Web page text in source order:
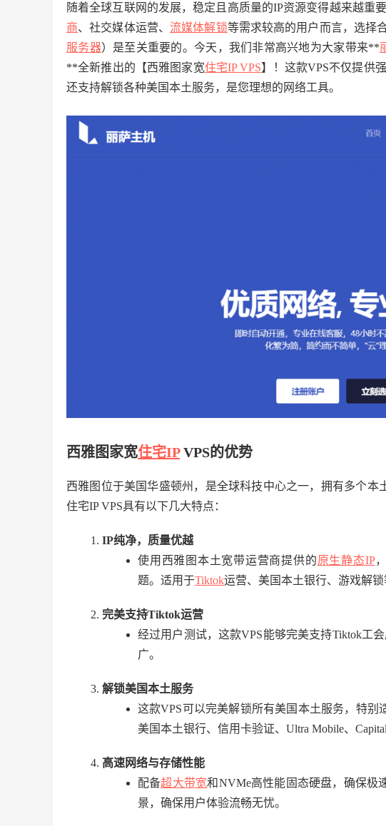
随着全球互联网的发展，稳定且高质量的IP资源变得越来越重
商、社交媒体运营、流媒体解锁等需求较高的用户而言，选择
服务器）是至关重要的。今天，我们非常高兴地为大家带来**
**全新推出的【西雅图家宽住宅IP VPS】！这款VPS不仅提供
还支持解锁各种美国本土服务，是您理想的网络工具。
西雅图家宽住宅IPVPS的优势
西雅图位于美国华盛顿州，是全球科技中心之一，拥有多个本
住宅IP VPS具有以下几大特点：
IP纯净，质量优越
使用西雅图本土宽带运营商提供的原生静态IP
题。适用于Tiktok运营、美国本土银行、游戏解锁
完美支持Tiktok运营
经过用户测试，这款VPS能够完美支持Tiktok工
广。
解锁美国本土服务
这款VPS可以完美解锁所有美国本土服务，特
美国本土银行、信用卡验证、Ultra Mobile、
高速网络与存储性能
配备超大带宽和NVMe高性能固态硬盘，确保极
景，确保用户体验流畅无忧。